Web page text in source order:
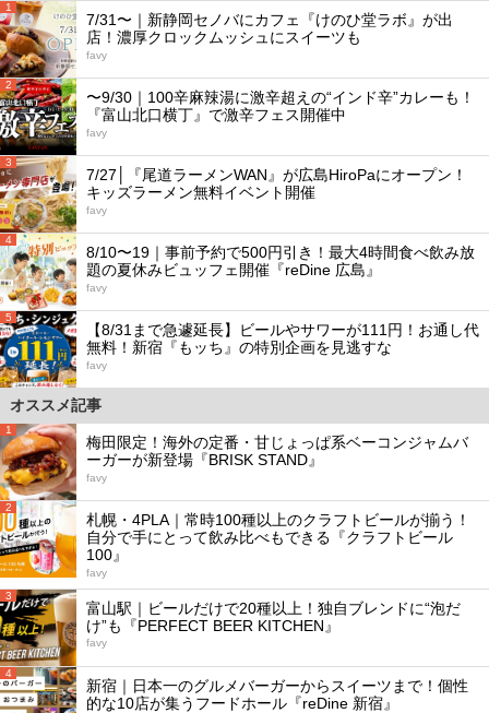
1
7/31〜｜新静岡セノバにカフェ『けのひ堂ラボ』が出
店！濃厚クロックムッシュにスイーツも
favy
2
〜9/30｜100辛麻辣湯に激辛超えの“インド辛”カレーも！
『富山北口横丁』で激辛フェス開催中
favy
3
7/27│『尾道ラーメンWAN』が広島HiroPaにオープン！
キッズラーメン無料イベント開催
favy
4
8/10〜19｜事前予約で500円引き！最大4時間食べ飲み放
題の夏休みビュッフェ開催『reDine 広島』
favy
5
【8/31まで急遽延長】ビールやサワーが111円！お通し代
無料！新宿『もッち』の特別企画を見逃すな
favy
オススメ記事
1
梅田限定！海外の定番・甘じょっぱ系ベーコンジャムバ
ーガーが新登場『BRISK STAND』
favy
2
札幌・4PLA｜常時100種以上のクラフトビールが揃う！
自分で手にとって飲み比べもできる『クラフトビール
100』
favy
3
富山駅｜ビールだけで20種以上！独自ブレンドに“泡だ
け”も『PERFECT BEER KITCHEN』
favy
4
新宿｜日本一のグルメバーガーからスイーツまで！個性
的な10店が集うフードホール『reDine 新宿』